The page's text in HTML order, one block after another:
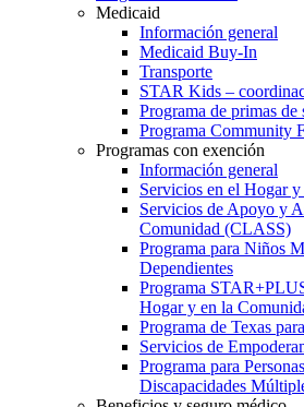
Medicaid
Información general
Medicaid Buy-In
Transporte
STAR Kids –
Programa de primas
Programa Community
Programas con exención
Información general
Servicios en el Hogar
Servicios de Apoyo y
Comunidad (CLASS)
Programa para Niños
Dependientes
Programa
Hogar y en la
Programa de Texas
Servicios de
Programa para
Discapacidades